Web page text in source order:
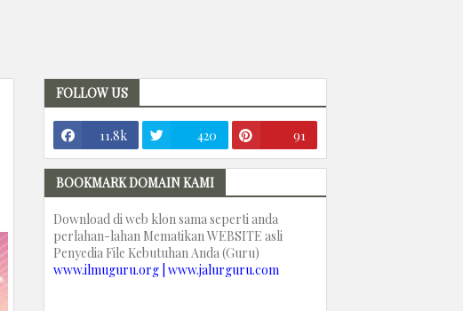
FOLLOW US
11.8k 420 91
BOOKMARK DOMAIN KAMI
Download di web klon sama seperti anda
perlahan-lahan Mematikan WEBSITE asli
Penyedia File Kebutuhan Anda (Guru)
www.ilmuguru.org | www.jalurguru.com